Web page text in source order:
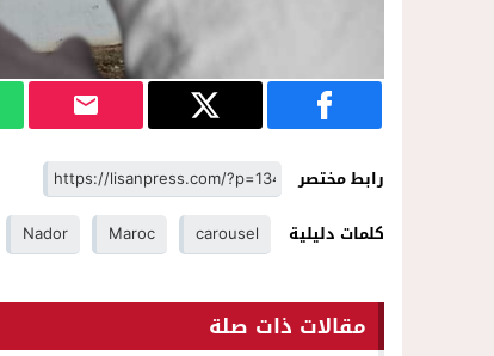
رابط مختصر
كلمات دليلية
carousel
Maroc
Nador
مقالات ذات صلة